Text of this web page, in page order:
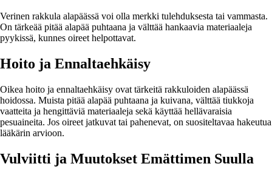
Verinen rakkula alapäässä voi olla merkki tulehduksesta tai vammasta.
On tärkeää pitää alapää puhtaana ja välttää hankaavia materiaaleja
pyykissä, kunnes oireet helpottavat.
Hoito ja Ennaltaehkäisy
Oikea hoito ja ennaltaehkäisy ovat tärkeitä rakkuloiden alapäässä
hoidossa. Muista pitää alapää puhtaana ja kuivana, välttää tiukkoja
vaatteita ja hengittäviä materiaaleja sekä käyttää hellävaraisia
pesuaineita. Jos oireet jatkuvat tai pahenevat, on suositeltavaa hakeutua
lääkärin arvioon.
Vulviitti ja Muutokset Emättimen Suulla